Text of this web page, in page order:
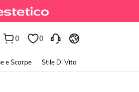
0 0
e Scarpe Stile Di Vita